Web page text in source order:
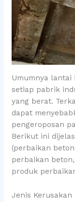
Umumnya
setiap pabrik
yang berat.
dapat
pengeroposan
Berikut ini
(perbaikan
perbaikan
produk
Jenis Kerusakan